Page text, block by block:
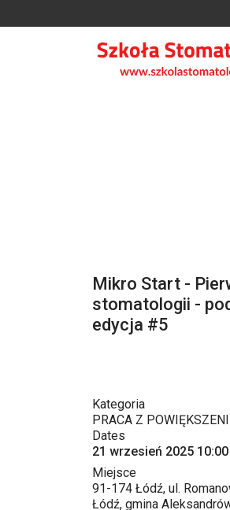
Mikro Start -
stomatologii -
edycja #5
Kategoria
PRACA Z
Dates
21 wrzesień 2025 10:00
Miejsce
91-174 Łódź, ul.
Łódź, gmina